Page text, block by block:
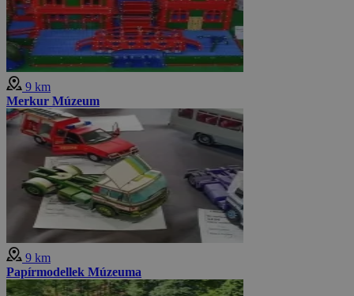
9 km
Merkur Múzeum
9 km
Papírmodellek Múzeuma